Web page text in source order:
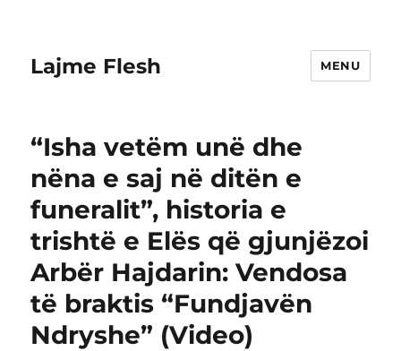
Lajme Flesh MENU
“Isha vetëm unë dhe
nëna e saj në ditën e
funeralit”, historia e
trishtë e Elës që gjunjëzoi
Arbër Hajdarin: Vendosa
të braktis “Fundjavën
Ndryshe” (Video)